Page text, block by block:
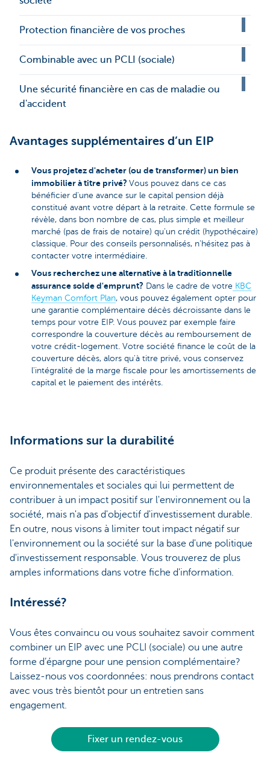
Protection financière de vos proches
Combinable avec un PCLI (sociale)
Une sécurité financière en cas de maladie ou
d'accident
Avantages supplémentaires d’un EIP
Vous projetez d'acheter (ou de transformer) un bien
immobilier à titre privé? Vous pouvez dans ce cas
bénéficier d'une avance sur le capital pension déjà
constitué avant votre départ à la retraite. Cette formule se
révèle, dans bon nombre de cas, plus simple et meilleur
marché (pas de frais de notaire) qu'un crédit (hypothécaire)
classique. Pour des conseils personnalisés, n'hésitez pas à
contacter votre intermédiaire.
Vous recherchez une alternative à la traditionnelle
assurance solde d'emprunt? Dans le cadre de votre KBC
Keyman Comfort Plan, vous pouvez également opter pour
une garantie complémentaire décès décroissante dans le
temps pour votre EIP. Vous pouvez par exemple faire
correspondre la couverture décès au remboursement de
votre crédit-logement. Votre société finance le coût de la
couverture décès, alors qu'à titre privé, vous conservez
l'intégralité de la marge fiscale pour les amortissements de
capital et le paiement des intérêts.
Informations sur la durabilité
Ce produit présente des caractéristiques
environnementales et sociales qui lui permettent de
contribuer à un impact positif sur l'environnement ou la
société, mais n'a pas d'objectif d'investissement durable.
En outre, nous visons à limiter tout impact négatif sur
l'environnement ou la société sur la base d'une politique
d'investissement responsable. Vous trouverez de plus
amples informations dans votre fiche d'information.
Intéressé?
Vous êtes convaincu ou vous souhaitez savoir comment
combiner un EIP avec une PCLI (sociale) ou une autre
forme d’épargne pour une pension complémentaire?
Laissez-nous vos coordonnées: nous prendrons contact
avec vous très bientôt pour un entretien sans
engagement.
Fixer un rendez-vous